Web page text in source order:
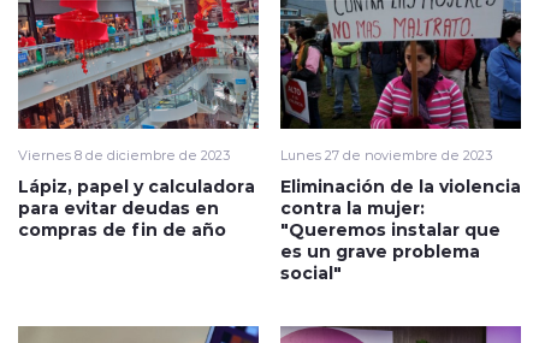
Viernes 8 de diciembre de 2023
Lápiz, papel y calculadora
para evitar deudas en
compras de fin de año
Lunes 27 de noviembre de 2023
Eliminación de la violencia
contra la mujer:
"Queremos instalar que
es un grave problema
social"